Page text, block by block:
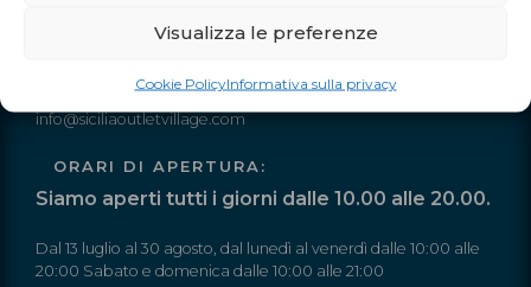
Visualizza le preferenze
Cookie PolicyInformativa sulla privacy
Tel. +39 0935 950040
info@siciliaoutletvillage.com
ORARI DI APERTURA:
Siamo aperti tutti i giorni dalle 10.00 alle 20.00.
Dal 13 luglio al 30 agosto, dal lunedì al venerdì dalle 10:00 alle
20:00 Sabato e domenica dalle 10:00 alle 21:00